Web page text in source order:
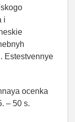
i
Estestvennye
ocenka
– 50 s.